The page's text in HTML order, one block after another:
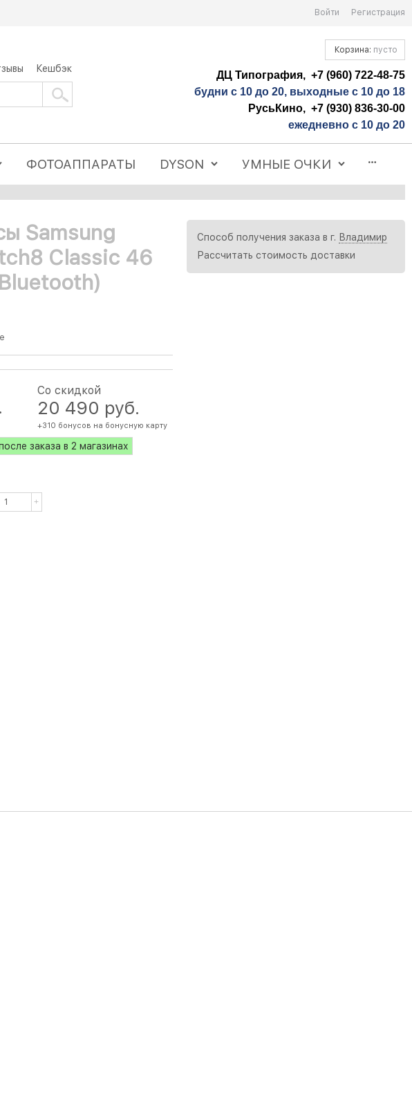
Войти Регистрация
Кешбэк
Корзина: пусто
ДЦ Типография, +7 (960) 722-48-75
будни с 10 до 20, выходные с 10 до 18
РусьКино, +7 (930) 836-30-00
ежедневно с 10 до 20
ФОТОАППАРАТЫ DYSON УМНЫЕ ОЧКИ
Samsung
Classic 46
20 490 руб.
+310 бонусов на бонусную карту
Со скидкой
заказа в 2 магазинах
Способ получения заказа в г. Владимир
Рассчитать стоимость доставки